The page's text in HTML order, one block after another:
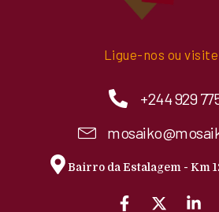
Ligue-nos ou
+244 929
Bairro da Estalagem - Km